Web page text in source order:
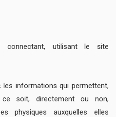
connectant, utilisant le site
informations qui permettent,
soit, directement ou non,
physiques auxquelles elles